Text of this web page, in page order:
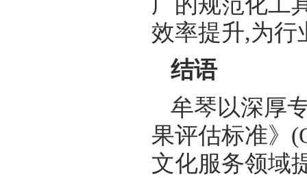
效率提升,为行
结语
牟琴以深厚
果评估标准》
文化服务领域